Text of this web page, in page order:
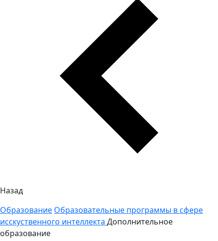
Назад
Образование Образовательные программы в сфере
исскуственного интеллекта Дополнительное
образование